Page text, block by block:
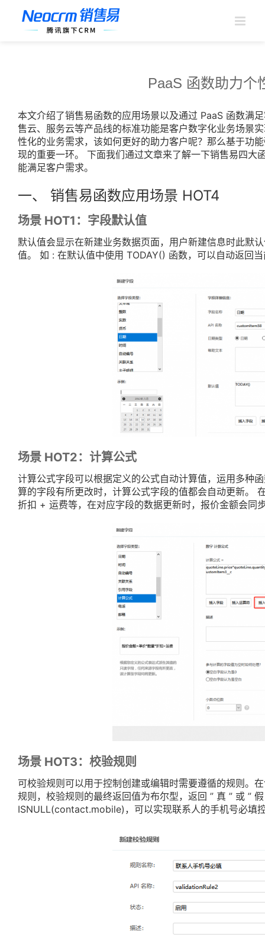
PaaS 函数助力个
本文介绍了销售易函数的应用场景以及通过 PaaS 函数满
售云、服务云等产品线的标准功能是客户数字化业务场景
性化的业务需求，该如何更好的助力客户呢？那么基于功
现的重要一环。 下面我们通过文章来了解一下销售易四大
能满足客户需求。
一、 销售易函数应用场景 HOT4
场景 HOT1：字段默认值
默认值会显示在新建业务数据页面，用户新建信息时此默
值。 如 : 在默认值中使用 TODAY() 函数，可以自动返回
场景 HOT2：计算公式
计算公式字段可以根据定义的公式自动计算值，运用多种
算的字段有所更改时，计算公式字段的值都会自动更新。
折扣 + 运费等，在对应字段的数据更新时，报价金额会同
场景 HOT3：校验规则
可校验规则可以用于控制创建或编辑时需要遵循的规则。
规则，校验规则的最终返回值为布尔型，返回 ” 真 ” 或 ”
ISNULL(contact.mobile)，可以实现联系人的手机号必填